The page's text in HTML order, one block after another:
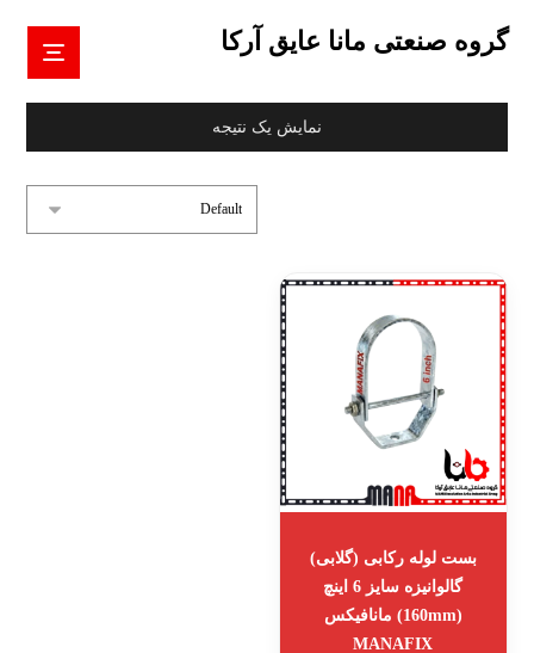
گروه صنعتی مانا عایق آرکا
نمایش یک نتیجه
بست لوله رکابی (گلابی)
گالوانیزه سایز 6 اینچ
(160mm) مانافیکس
MANAFIX